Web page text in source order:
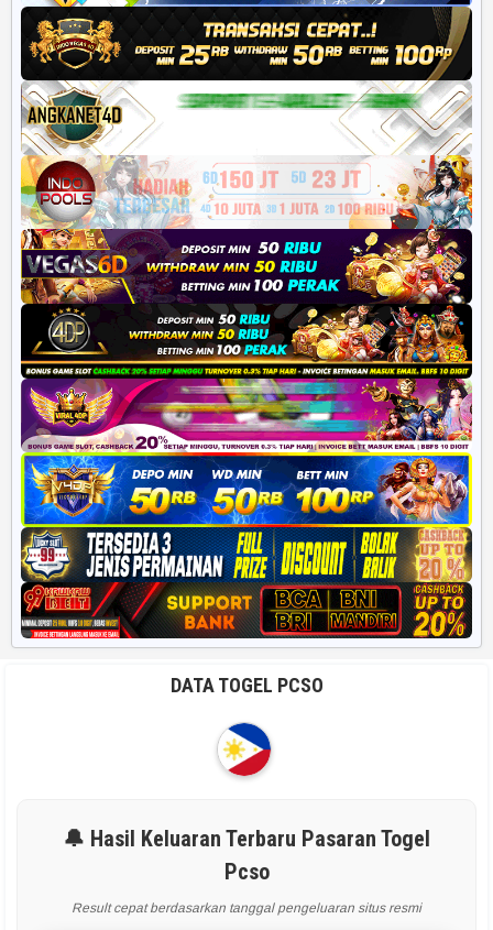
DATA TOGEL PCSO
🔔 Hasil Keluaran Terbaru Pasaran Togel
Pcso
Result cepat berdasarkan tanggal pengeluaran situs resmi